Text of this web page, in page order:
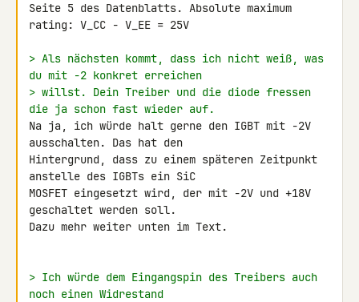
Seite 5 des Datenblatts. Absolute maximum
rating: V_CC - V_EE = 25V
> Als nächsten kommt, dass ich nicht weiß, was
du mit -2 konkret erreichen
> willst. Dein Treiber und die diode fressen
die ja schon fast wieder auf.
Na ja, ich würde halt gerne den IGBT mit -2V
ausschalten. Das hat den
Hintergrund, dass zu einem späteren Zeitpunkt
anstelle des IGBTs ein SiC
MOSFET eingesetzt wird, der mit -2V und +18V
geschaltet werden soll.
Dazu mehr weiter unten im Text.
> Ich würde dem Eingangspin des Treibers auch
noch einen Widrestand